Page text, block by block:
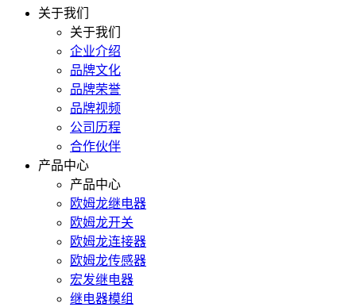
关于我们
关于我们
企业介绍
品牌文化
品牌荣誉
品牌视频
公司历程
合作伙伴
产品中心
产品中心
欧姆龙继电器
欧姆龙开关
欧姆龙连接器
欧姆龙传感器
宏发继电器
继电器模组